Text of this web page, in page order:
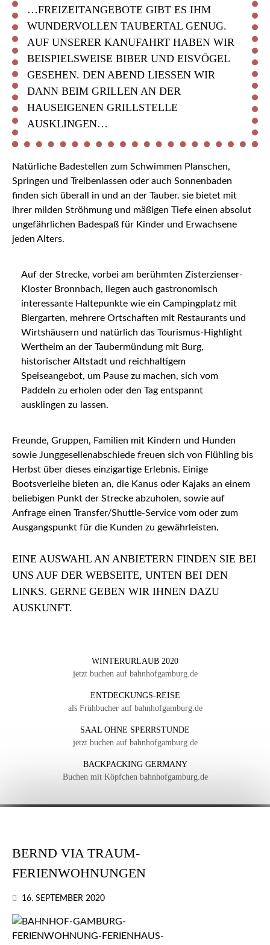
…FREIZEITANGEBOTE GIBT ES IHM
WUNDERVOLLEN TAUBERTAL GENUG.
AUF UNSERER KANUFAHRT HABEN WIR
BEISPIELSWEISE BIBER UND EISVÖGEL
GESEHEN. DEN ABEND LIESSEN WIR D
ANN BEIM GRILLEN AN DER H
AUSEIGENEN GRILLSTELLE A
USKLINGEN…
Natürliche Badestellen zum Schwimmen Planschen,
Springen und Treibenlassen oder auch Sonnenbaden
finden sich überall in und an der Tauber. sie bietet mit
ihrer milden Ströhmung und mäßigen Tiefe einen absolut
ungefährlichen Badespaß für Kinder und Erwachsene
jeden Alters.
Auf der Strecke, vorbei am berühmten Zisterzienser-
Kloster Bronnbach, liegen auch gastronomisch
interessante Haltepunkte wie ein Campingplatz mit
Biergarten, mehrere Ortschaften mit Restaurants und
Wirtshäusern und natürlich das Tourismus-Highlight
Wertheim an der Taubermündung mit Burg,
historischer Altstadt und reichhaltigem
Speiseangebot, um Pause zu machen, sich vom
Paddeln zu erholen oder den Tag entspannt
ausklingen zu lassen.
Freunde, Gruppen, Familien mit Kindern und Hunden
sowie Junggesellenabschiede freuen sich von Flühling bis
Herbst über dieses einzigartige Erlebnis. Einige
Bootsverleihe bieten an, die Kanus oder Kajaks an einem
beliebigen Punkt der Strecke abzuholen, sowie auf
Anfrage einen Transfer/Shuttle-Service vom oder zum
Ausgangspunkt für die Kunden zu gewährleisten.
EINE AUSWAHL AN ANBIETERN FINDEN SIE BEI
UNS AUF DER WEBSEITE, UNTEN BEI DEN
LINKS. GERNE GEBEN WIR IHNEN DAZU
AUSKUNFT.
WINTERURLAUB 2020
jetzt buchen auf bahnhofgamburg.de
ENTDECKUNGS-REISE
als Frühbucher auf bahnhofgamburg.de
SAAL OHNE SPERRSTUNDE
jetzt buchen auf bahnhofgamburg.de
BACKPACKING GERMANY
Buchen mit Köpfchen bahnhofgamburg.de
BERND VIA TRAUM-
FERIENWOHNUNGEN
16. SEPTEMBER 2020